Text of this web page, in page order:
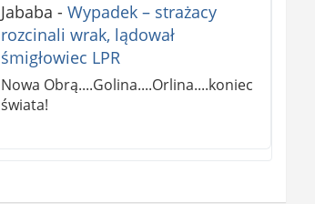
Jababa - Wypadek – strażacy
rozcinali wrak, lądował
śmigłowiec LPR
Nowa Obrą....Golina....Orlina....koniec
świata!